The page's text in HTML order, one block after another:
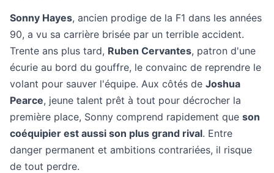
Sonny Hayes, ancien prodige de la F1 dans les années
90, a vu sa carrière brisée par un terrible accident.
Trente ans plus tard, Ruben Cervantes, patron d'une
écurie au bord du gouffre, le convainc de reprendre le
volant pour sauver l'équipe. Aux côtés de Joshua
Pearce, jeune talent prêt à tout pour décrocher la
première place, Sonny comprend rapidement que son
coéquipier est aussi son plus grand rival. Entre
danger permanent et ambitions contrariées, il risque
de tout perdre.